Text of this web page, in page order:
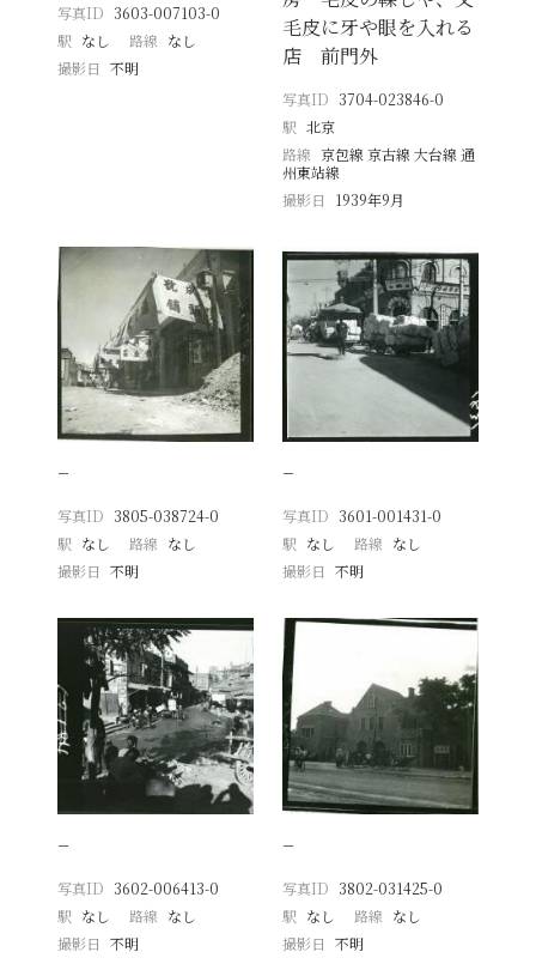
写真ID 3603-007103-0
駅 なし 路線 なし
撮影日
不明
毛皮に牙や眼を入れる
店 前門外
写真ID 3704-023846-0
駅 北京
路線 京包線 京古線 大台線 通
州東站線
撮影日
1939年9月
−
写真ID 3805-038724-0
駅 なし 路線 なし
撮影日
不明
−
写真ID 3601-001431-0
駅 なし 路線 なし
撮影日 不明
−
写真ID 3602-006413-0
駅 なし 路線 なし
撮影日
不明
−
写真ID 3802-031425-0
駅 なし 路線 なし
撮影日 不明